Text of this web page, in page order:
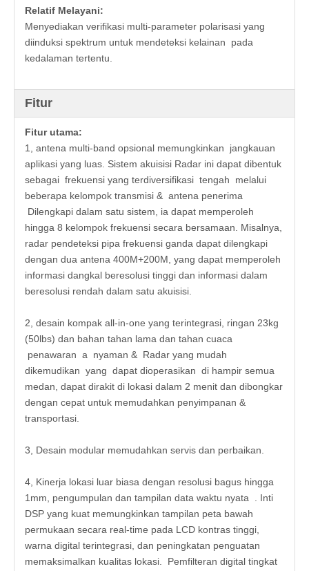
Relatif Melayani:
Menyediakan verifikasi multi-parameter polarisasi yang
diinduksi spektrum untuk mendeteksi kelainan pada
kedalaman tertentu.
Fitur
Fitur utama:
1, antena multi-band opsional memungkinkan jangkauan
aplikasi yang luas. Sistem akuisisi Radar ini dapat dibentuk
sebagai frekuensi yang terdiversifikasi tengah melalui
beberapa kelompok transmisi & antena penerima
Dilengkapi dalam satu sistem, ia dapat memperoleh
hingga 8 kelompok frekuensi secara bersamaan. Misalnya,
radar pendeteksi pipa frekuensi ganda dapat dilengkapi
dengan dua antena 400M+200M, yang dapat memperoleh
informasi dangkal beresolusi tinggi dan informasi dalam
beresolusi rendah dalam satu akuisisi.
2, desain kompak all-in-one yang terintegrasi, ringan 23kg
(50lbs) dan bahan tahan lama dan tahan cuaca
penawaran a nyaman & Radar yang mudah
dikemudikan yang dapat dioperasikan di hampir semua
medan, dapat dirakit di lokasi dalam 2 menit dan dibongkar
dengan cepat untuk memudahkan penyimpanan &
transportasi.
3, Desain modular memudahkan servis dan perbaikan.
4, Kinerja lokasi luar biasa dengan resolusi bagus hingga
1mm, pengumpulan dan tampilan data waktu nyata . Inti
DSP yang kuat memungkinkan tampilan peta bawah
permukaan secara real-time pada LCD kontras tinggi,
warna digital terintegrasi, dan peningkatan penguatan
memaksimalkan kualitas lokasi. Pemfilteran digital tingkat